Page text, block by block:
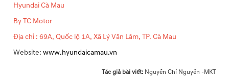
Hyundai Cà Mau
By TC Motor
Địa chỉ : 69A, Quốc lộ 1A, Xã Lý Văn Lâm, TP. Cà Mau
Website: www.hyundaicamau.vn
Tác giả bài viết: Nguyễn Chí Nguyễn -MKT